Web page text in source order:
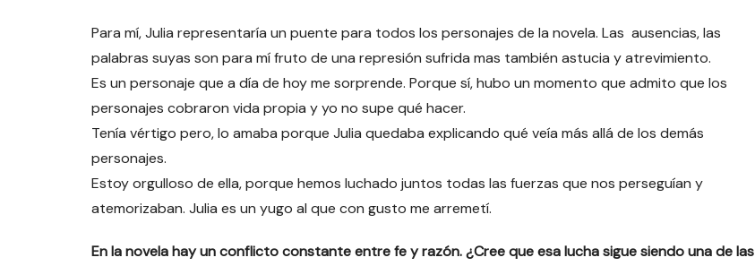
Para mí, Julia representaría un puente para todos los personajes de la novela. Las ausencias, las
palabras suyas son para mí fruto de una represión sufrida mas también astucia y atrevimiento.
Es un personaje que a día de hoy me sorprende. Porque sí, hubo un momento que admito que los
personajes cobraron vida propia y yo no supe qué hacer.
Tenía vértigo pero, lo amaba porque Julia quedaba explicando qué veía más allá de los demás
personajes.
Estoy orgulloso de ella, porque hemos luchado juntos todas las fuerzas que nos perseguían y
atemorizaban. Julia es un yugo al que con gusto me arremetí.
En la novela hay un conflicto constante entre fe y razón. ¿Cree que esa lucha sigue siendo una de las